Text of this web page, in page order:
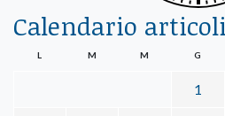
Calendario articoli
L M M G
1